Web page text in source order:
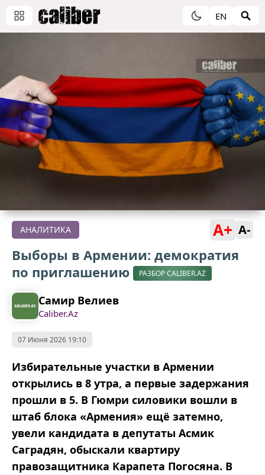
EN
АНАЛИТИКА A+ A-
Выборы в Армении: демократия
по приглашению
РАЗБОР CALIBER.AZ
Самир Велиев
Caliber.Az
07 Июня 2026 19:10
Избирательные участки в Армении
открылись в 8 утра, а первые задержания
прошли в 5. В Гюмри силовики вошли в
штаб блока «Армения» ещё затемно,
увели кандидата в депутаты Асмик
Саградян, обыскали квартиру
правозащитника Карапета Погосяна. В